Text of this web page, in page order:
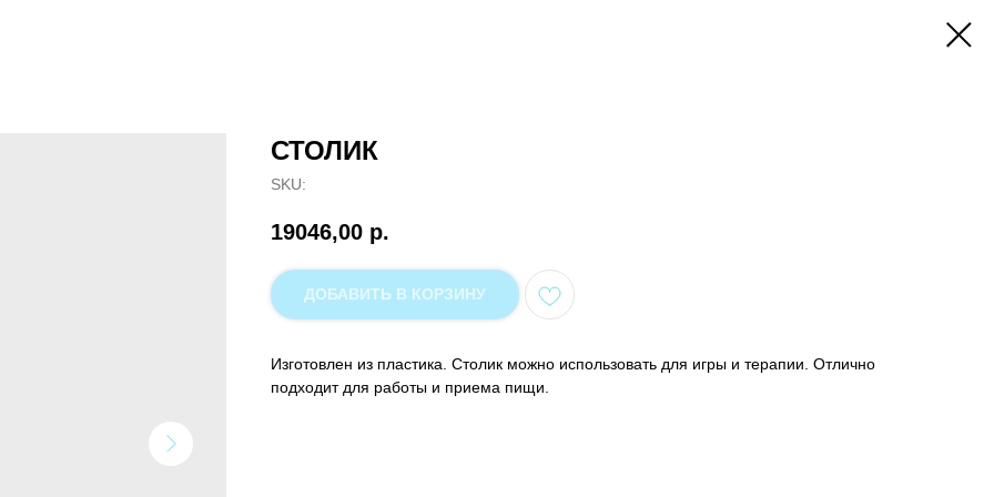
СТОЛИК
SKU:
19046,00 р.
ДОБАВИТЬ В КОРЗИНУ
Изготовлен из пластика. Столик можно использовать для игры и терапии. Отлично
подходит для работы и приема пищи.